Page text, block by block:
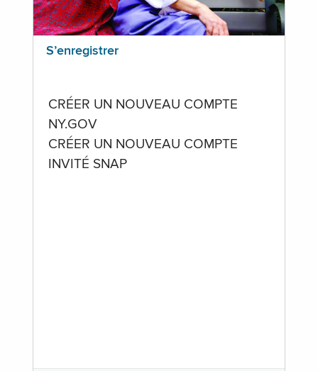
S’enregistrer
CRÉER UN NOUVEAU COMPTE
NY.GOV
CRÉER UN NOUVEAU COMPTE
INVITÉ SNAP